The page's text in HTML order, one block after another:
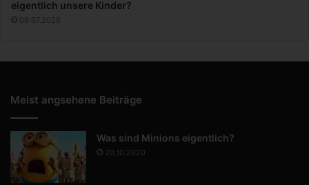
eigentlich unsere Kinder?
09.07.2026
Meist angsehene Beiträge
Was sind Minions eigentlich?
20.10.2020